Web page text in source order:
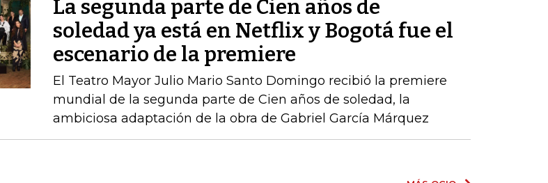
La segunda parte de Cien años de
soledad ya está en Netflix y Bogotá fue el
escenario de la premiere
El Teatro Mayor Julio Mario Santo Domingo recibió la premiere
mundial de la segunda parte de Cien años de soledad, la
ambiciosa adaptación de la obra de Gabriel García Márquez